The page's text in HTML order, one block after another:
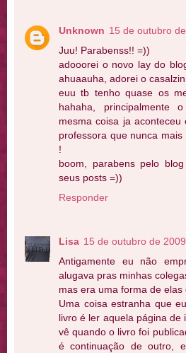
Unknown 15 de outubro
Juu! Parabenss!! =))
adooorei o novo lay do
ahuaauha, adorei o
euu tb tenho quase os
hahaha, principalmente
mesma coisa ja
professora que nunca
!
boom, parabens pelo
seus posts =))
Responder
Lisa 15 de outubro de
Antigamente eu não
alugava pras minhas
mas era uma forma de
Uma coisa estranha que
livro é ler aquela página de
vê quando o livro foi
é continuação de outro,